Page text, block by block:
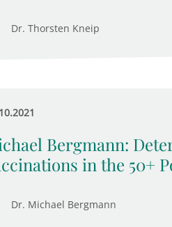
Dr. Thorsten Kneip
Bergmann:
in the 50+
Dr. Michael Bergmann